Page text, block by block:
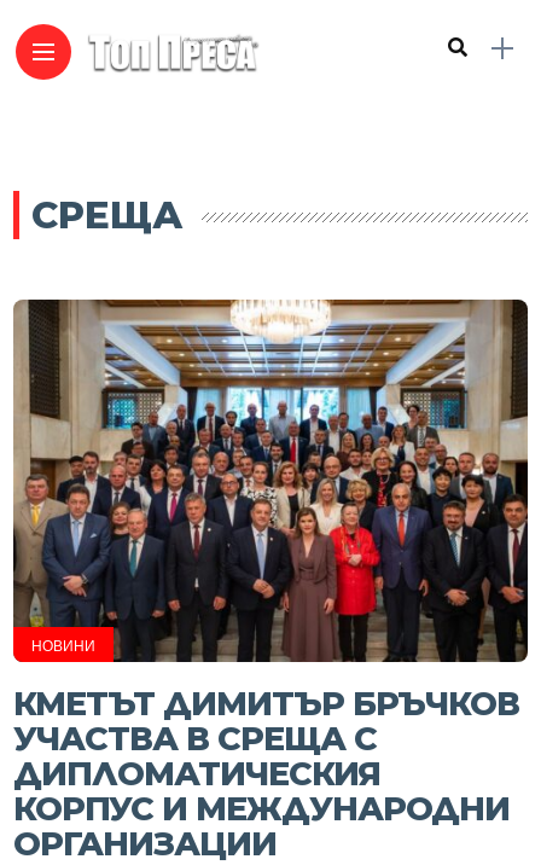
СРЕЩА
НОВИНИ
КМЕТЪТ ДИМИТЪР БРЪЧКОВ
УЧАСТВА В СРЕЩА С
ДИПЛОМАТИЧЕСКИЯ
КОРПУС И МЕЖДУНАРОДНИ
ОРГАНИЗАЦИИ